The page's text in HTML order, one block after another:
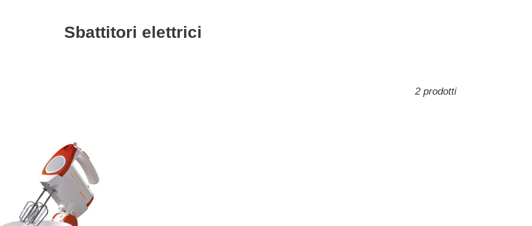
C
i
o
e
Sbattitori elettrici
2 prodotti